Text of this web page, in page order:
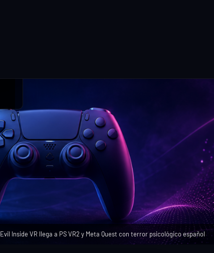
Evil Inside VR llega a PS VR2 y Meta Quest con terror psicológico español